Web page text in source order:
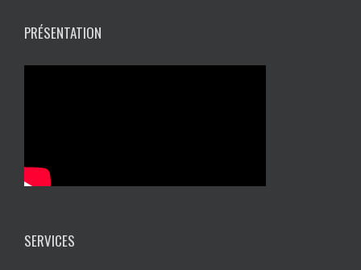
PRÉSENTATION
SERVICES